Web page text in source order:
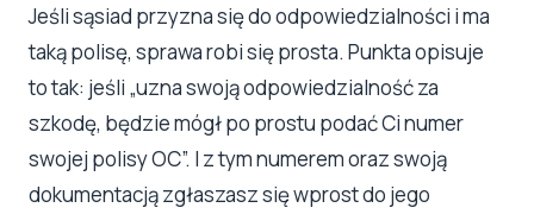
Jeśli sąsiad przyzna się do odpowiedzialności i ma
taką polisę, sprawa robi się prosta. Punkta opisuje
to tak: jeśli „uzna swoją odpowiedzialność za
szkodę, będzie mógł po prostu podać Ci numer
swojej polisy OC”. I z tym numerem oraz swoją
dokumentacją zgłaszasz się wprost do jego